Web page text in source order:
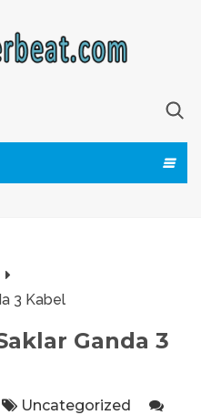
3 Kabel
Ganda 3
Uncategorized